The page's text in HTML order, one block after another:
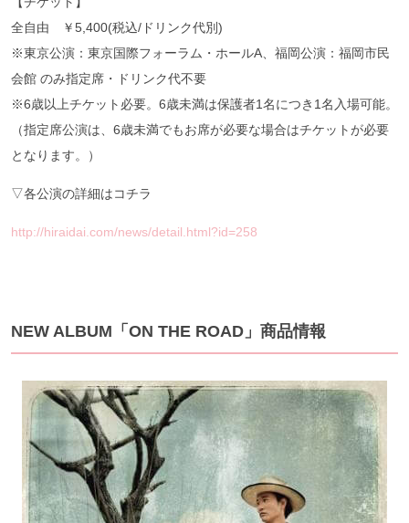
全自由 ￥5,400(税込/ドリンク代別)
※東京公演：東京国際フォーラム・ホールA、福岡公演：福岡市民
会館 のみ指定席・ドリンク代不要
※6歳以上チケット必要。6歳未満は保護者1名につき1名入場可能。
（指定席公演は、6歳未満でもお席が必要な場合はチケットが必要
となります。）
▽各公演の詳細はコチラ
http://hiraidai.com/news/detail.html?id=258
NEW ALBUM「ON THE ROAD」商品情報